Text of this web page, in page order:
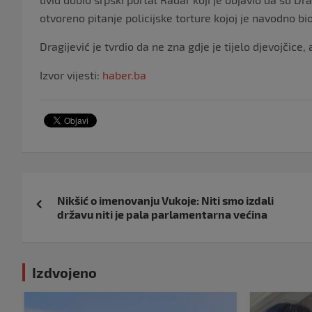
otvoreno pitanje policijske torture kojoj je navodno
Dragijević je tvrdio da ne zna gdje je tijelo
Izvor vijesti: haber.ba
objava
Nikšić o imenovanju Vukoje: Niti smo izdali
državu niti je pala parlamentarna većina
Izdvojeno